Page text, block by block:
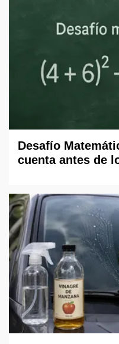
Desafío
cuenta antes de